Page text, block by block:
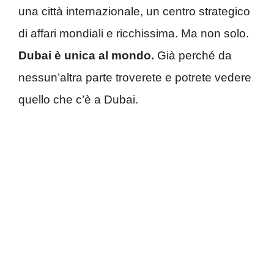
una città internazionale, un centro strategico
di affari mondiali e ricchissima. Ma non solo.
Dubai è unica al mondo. Già perché da
nessun’altra parte troverete e potrete vedere
quello che c’è a Dubai.